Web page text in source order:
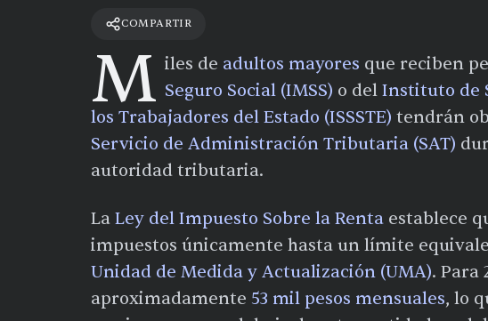
COMPARTIR
M iles de adultos mayores que reciben
Seguro Social (IMSS) o del Instituto de
los Trabajadores del Estado (ISSSTE) tendrán
Servicio de Administración Tributaria (SAT)
autoridad tributaria.
La Ley del Impuesto Sobre la Renta establece
impuestos únicamente hasta un límite
Unidad de Medida y Actualización (UMA). Para
aproximadamente 53 mil pesos mensuales, lo